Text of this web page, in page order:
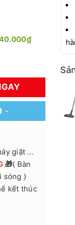
-
giặt ...
🎁( Bàn
sóng )
kết thúc